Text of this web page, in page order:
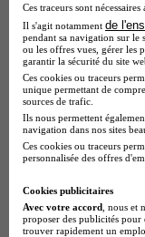
iSCOD - Paris
4.6
72 avis
Paris
Ces traceurs sont
Il s'agit notamment de
pendant sa navigation sur le
ou les offres vues, gérer les
garantir la sécurité du site
Ces cookies ou traceurs
unique permettant de
sources de trafic.
Ils nous permettent
navigation dans nos sites
Ces cookies ou traceurs
personnalisée des offres
Cookies publicitaires
Avec votre accord , nous
proposer des publicités pour
trouver rapidement un